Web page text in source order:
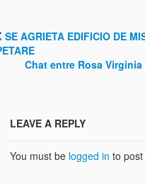
navigation
SE AGRIETA EDIFICIO DE
Chat entre Rosa
LEAVE A REPLY
You must be logged in to